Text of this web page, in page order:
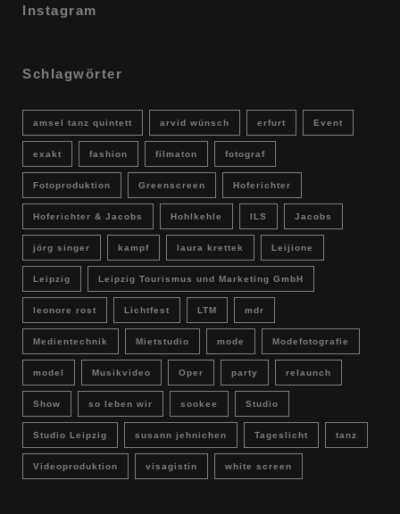
Instagram
Schlagwörter
amsel tanz quintett arvid wünsch erfurt Event
exakt fashion filmaton fotograf
Fotoproduktion Greenscreen Hoferichter
Hoferichter & Jacobs Hohlkehle ILS Jacobs
jörg singer kampf laura krettek Leijione
Leipzig Leipzig Tourismus und Marketing GmbH
leonore rost Lichtfest LTM mdr
Medientechnik Mietstudio mode Modefotografie
model Musikvideo Oper party relaunch
Show so leben wir sookee Studio
Studio Leipzig susann jehnichen Tageslicht tanz
Videoproduktion visagistin white screen